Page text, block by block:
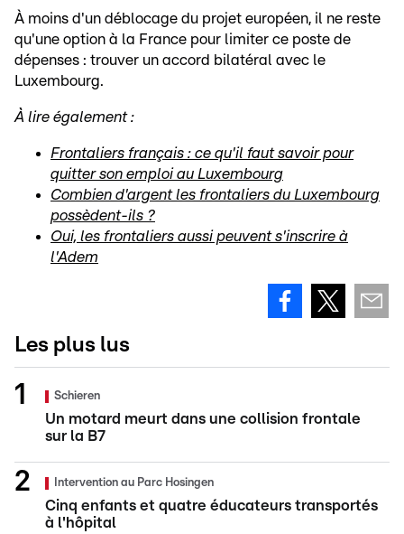
À moins d'un déblocage du projet européen, il ne reste
qu'une option à la France pour limiter ce poste de
dépenses : trouver un accord bilatéral avec le
Luxembourg.
À lire également :
Frontaliers français : ce qu'il faut savoir pour
quitter son emploi au Luxembourg
Combien d'argent les frontaliers du Luxembourg
possèdent-ils ?
Oui, les frontaliers aussi peuvent s'inscrire à
l'Adem
Les plus lus
Schieren
Un motard meurt dans une collision frontale
sur la B7
Intervention au Parc Hosingen
Cinq enfants et quatre éducateurs transportés
à l'hôpital